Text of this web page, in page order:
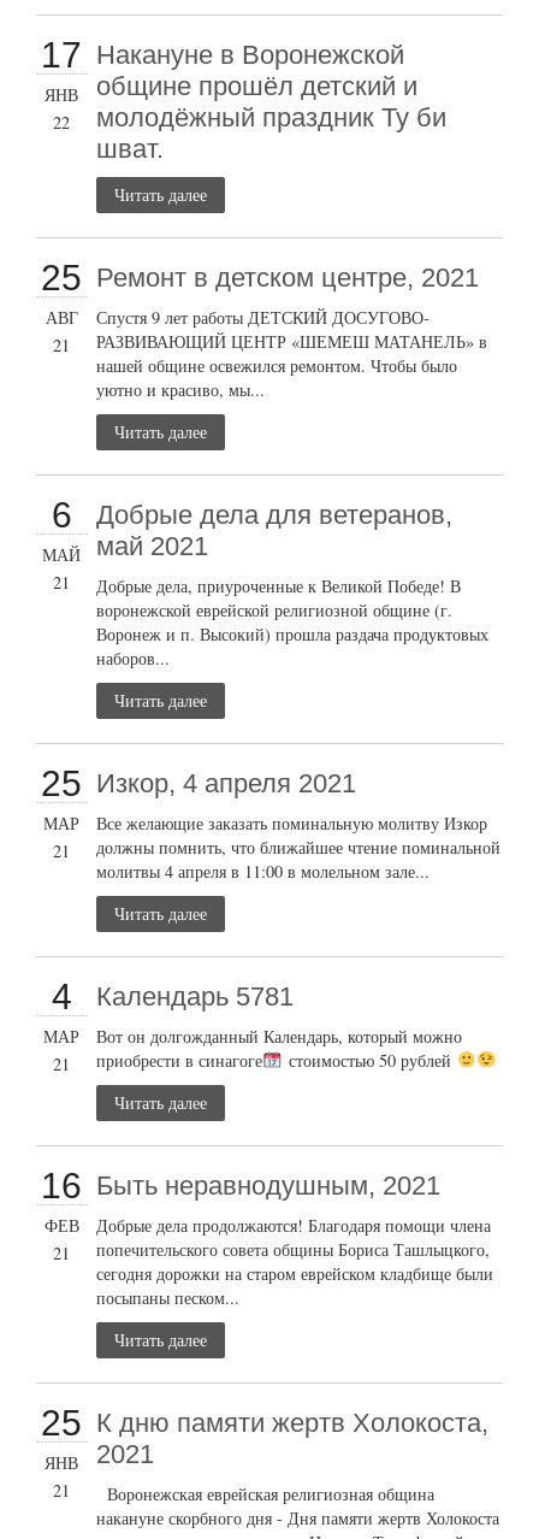
17
ЯНВ
22
Накануне в Воронежской
общине прошёл детский и
молодёжный праздник Ту би
шват.
Читать далее
25
АВГ
21
Ремонт в детском центре, 2021
Спустя 9 лет работы ДЕТСКИЙ ДОСУГОВО-
РАЗВИВАЮЩИЙ ЦЕНТР «ШЕМЕШ МАТАНЕЛЬ» в
нашей общине освежился ремонтом. Чтобы было
уютно и красиво, мы...
Читать далее
6
МАЙ
21
Добрые дела для ветеранов,
май 2021
Добрые дела, приуроченные к Великой Победе! В
воронежской еврейской религиозной общине (г.
Воронеж и п. Высокий) прошла раздача продуктовых
наборов...
Читать далее
25
МАР
21
Изкор, 4 апреля 2021
Все желающие заказать поминальную молитву Изкор
должны помнить, что ближайшее чтение поминальной
молитвы 4 апреля в 11:00 в молельном зале...
Читать далее
4
МАР
21
Календарь 5781
Вот он долгожданный Календарь, который можно
приобрести в синагоге
стоимостью 50 рублей
Читать далее
16
ФЕВ
21
Быть неравнодушным, 2021
Добрые дела продолжаются! Благодаря помощи члена
попечительского совета общины Бориса Ташлыцкого,
сегодня дорожки на старом еврейском кладбище были
посыпаны песком...
Читать далее
25
ЯНВ
21
К дню памяти жертв Холокоста,
2021
Воронежская еврейская религиозная община
накануне скорбного дня - Дня памяти жертв Холокоста